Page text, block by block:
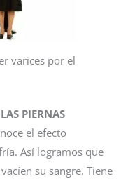
varices por el
PIERNAS
el efecto
Así logramos que
su sangre. Tiene